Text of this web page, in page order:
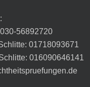
:
56892720
01718093671
016090646141